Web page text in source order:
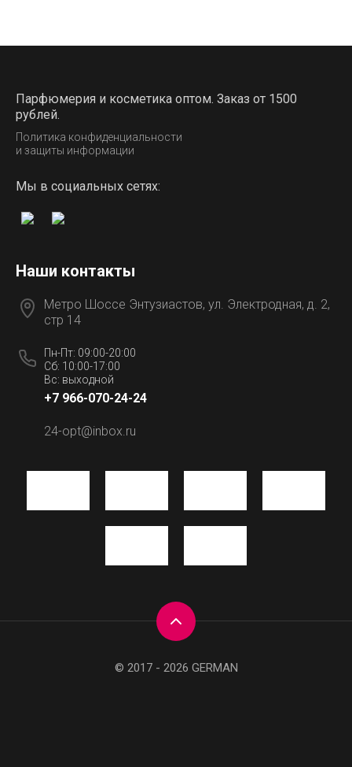
Парфюмерия и косметика оптом. Заказ от 1500
рублей.
Политика конфиденциальности
и защиты информации
Мы в социальных сетях:
Наши контакты
Метро Шоссе Энтузиастов, ул. Электродная, д. 2,
стр 14
Пн-Пт: 09:00-20:00
Сб: 10:00-17:00
Вс: выходной
+7 966-070-24-24
24-opt@inbox.ru
© 2017 - 2026 GERMAN